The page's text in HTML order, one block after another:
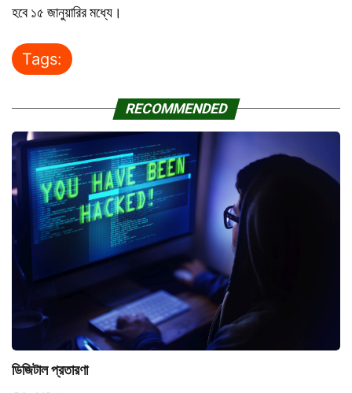
হবে ১৫ জানুয়ারির মধ্যে।
Tags:
RECOMMENDED
ডিজিটাল প্রতারণা